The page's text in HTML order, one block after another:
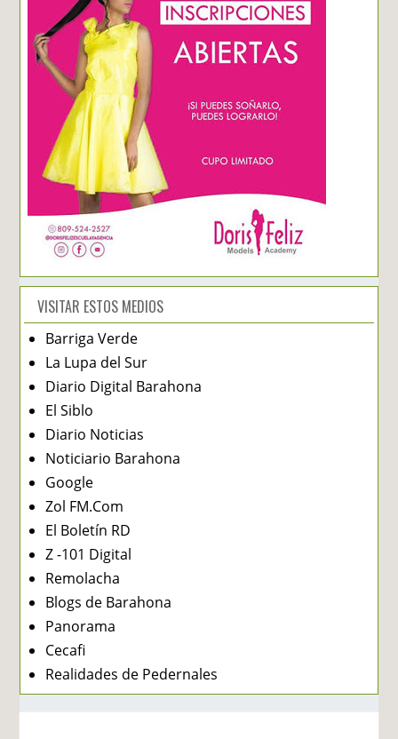
VISITAR ESTOS MEDIOS
Barriga Verde
La Lupa del Sur
Diario Digital Barahona
El Siblo
Diario Noticias
Noticiario Barahona
Google
Zol FM.Com
El Boletín RD
Z -101 Digital
Remolacha
Blogs de Barahona
Panorama
Cecafi
Realidades de Pedernales